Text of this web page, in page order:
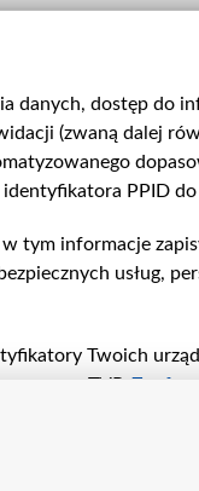
Słodko-słony
Jak rozwija się „przyjaźń”...
danych, dostęp do
(zwaną dalej
PPID do
w tym informacje
usług,
Twoich
przez TVP,
dostęp do nich,
wyboru